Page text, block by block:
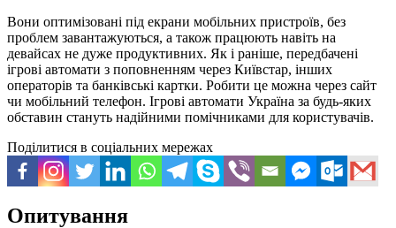
Вони оптимізовані під екрани мобільних пристроїв, без
проблем завантажуються, а також працюють навіть на
девайсах не дуже продуктивних. Як і раніше, передбачені
ігрові автомати з поповненням через Київстар, інших
операторів та банківські картки. Робити це можна через сайт
чи мобільний телефон. Ігрові автомати Україна за будь-яких
обставин стануть надійними помічниками для користувачів.
Поділитися в соціальних мережах
Опитування